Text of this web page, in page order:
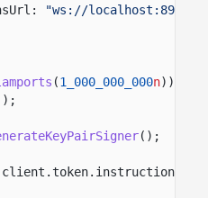
"ws://localhost:8900"
(1_000_000_000n)))
;
();
client.token.instructions